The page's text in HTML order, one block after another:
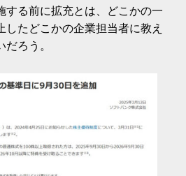
する前に拡充とは、どこかの一
したどこかの企業担当者に教え
ろう。